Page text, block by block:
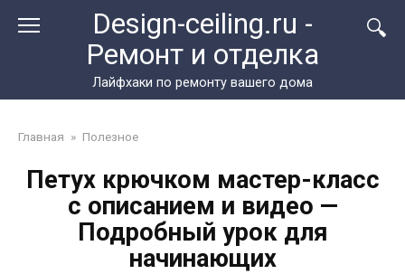
Design-ceiling.ru -
Ремонт и отделка
Лайфхаки по ремонту вашего дома
Главная » Полезное
Петух крючком мастер-класс
с описанием и видео —
Подробный урок для
начинающих